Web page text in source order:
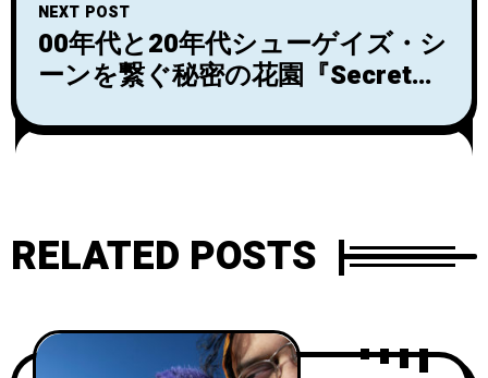
NEXT POST
00年代と20年代シューゲイズ・シ
ーンを繋ぐ秘密の花園『Secret
RELATED POSTS